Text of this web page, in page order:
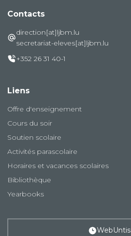
Contacts
direction[at]ljbm.lu
secretariat-eleves[at]ljbm.lu
+352 26 31 40-1
Liens
Offre d'enseignement
Cours du soir
Soutien scolaire
Activités parascolaire
Horaires et vacances scolaires
Bibliothèque
Yearbooks
WebUntis